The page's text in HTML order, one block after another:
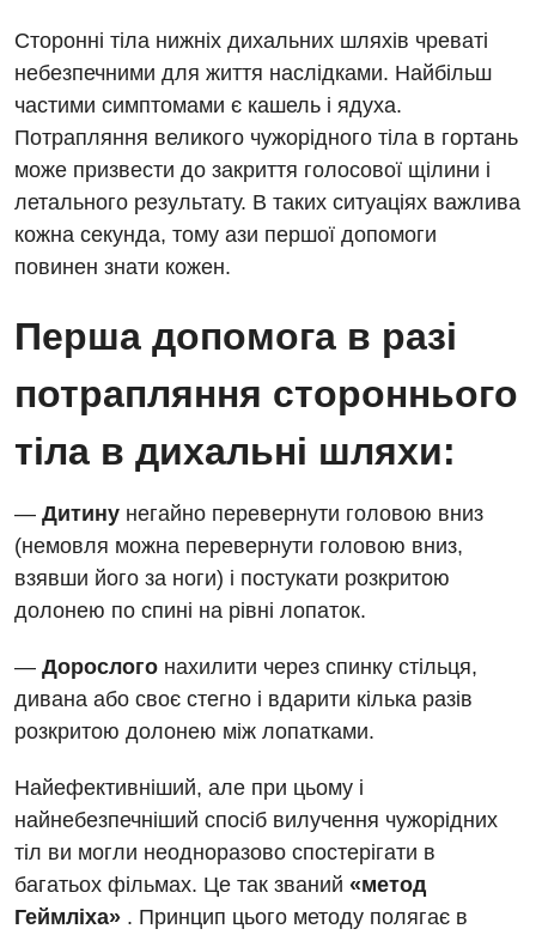
Нейросонографія
Рентгенографія
Для дорослих
Акушерство і гінекологія
Безоплатні послуги
Вакцинація
Відділення інтенсивної терапії
Відділення кардіосудинної патології та неврології
Відділення невідкладних станів
Гінекологічне відділення
Денний стаціонар
Дерматовенерологія
Дієтологія
Ендокринологія
Денний стаціонар
Діагностичне відділення
Ендоскопічне відділення
Онкологічне відділлення
Офтальмологічне відділення
Педіатричне відділення
Терапевтичне відділення
Урологічне відділення
Хірургічне відділення
Швидка медична допомога
Декларування
Національний скринінг здоров’я 40+
Російська
Сторонні тіла нижніх дихальних шляхів чреваті
небезпечними для життя наслідками. Найбільш
частими симптомами є кашель і ядуха.
Потрапляння великого чужорідного тіла в гортань
може призвести до закриття голосової щілини і
летального результату. В таких ситуаціях важлива
кожна секунда, тому ази першої допомоги
повинен знати кожен.
Перша допомога в разі
потрапляння стороннього
тіла в дихальні шляхи:
— Дитину негайно перевернути головою вниз
(немовля можна перевернути головою вниз,
взявши його за ноги) і постукати розкритою
долонею по спині на рівні лопаток.
— Дорослого нахилити через спинку стільця,
дивана або своє стегно і вдарити кілька разів
розкритою долонею між лопатками.
Найефективніший, але при цьому і
найнебезпечніший спосіб вилучення чужорідних
тіл ви могли неодноразово спостерігати в
багатьох фільмах. Це так званий «метод
Геймліха» . Принцип цього методу полягає в